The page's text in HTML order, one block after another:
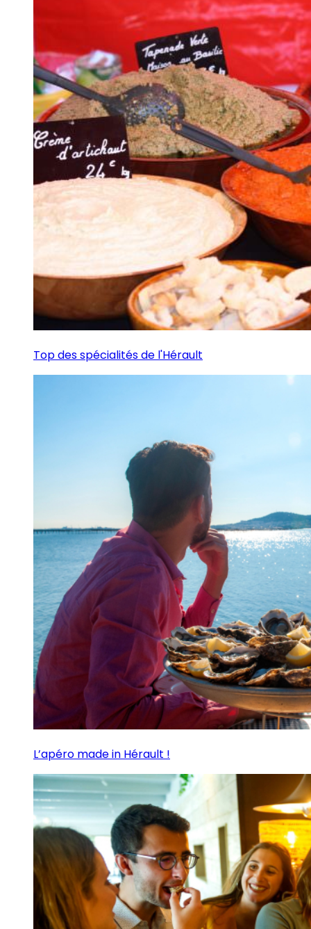
Top des spécialités de l'Hérault
L’apéro made in Hérault !